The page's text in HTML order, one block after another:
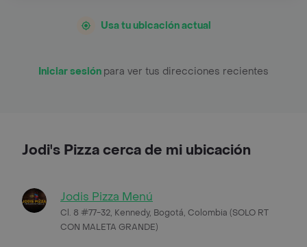
Usa tu ubicación actual
Iniciar sesión para ver tus direcciones recientes
Jodi's Pizza cerca de mi ubicación
Jodis Pizza Menú
Cl. 8 #77-32, Kennedy, Bogotá, Colombia (SOLO RT
CON MALETA GRANDE)